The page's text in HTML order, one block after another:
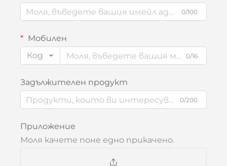
0/100
Мобилен
Код
0/16
Задължителен продукт
0/200
Приложение
Моля качете поне едно прикачено.